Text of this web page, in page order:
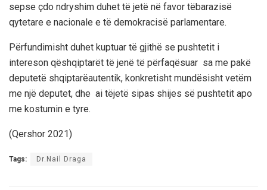
sepse çdo ndryshim duhet të jetë në favor tëbarazisë
qytetare e nacionale e të demokracisë parlamentare.
Përfundimisht duhet kuptuar të gjithë se pushtetit i
intereson qëshqiptarët të jenë të përfaqësuar sa me pakë
deputetë shqiptarëautentik, konkretisht mundësisht vetëm
me një deputet, dhe ai tëjetë sipas shijes së pushtetit apo
me kostumin e tyre.
(Qershor 2021)
Tags: Dr.Nail Draga